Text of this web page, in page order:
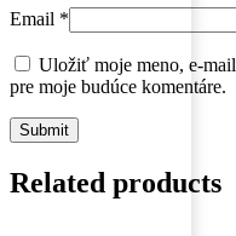
Email *
Uložiť moje meno, e-
pre moje budúce komentáre.
Related products